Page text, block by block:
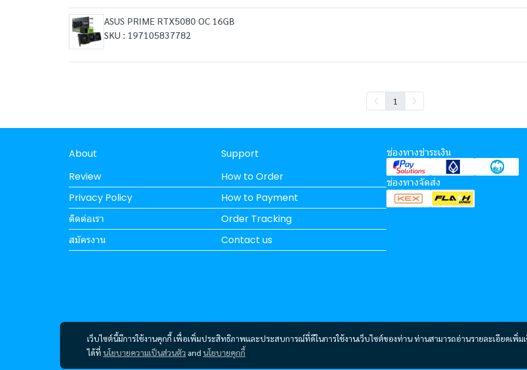
ASUS PRIME RTX5080 OC 16GB
SKU : 197105837782
1
เว็บไซต์นี้มีการใช้งานคุกกี้ เพื่อเพิ่มประสิทธิภาพและประสบการณ์ที่ดีในการใช้งานเว็บไซต์ของท่าน ท่านสามารถอ่านรายละเอียดเพิ่ม
ได้ที่ นโยบายความเป็นส่วนตัว and นโยบายคุกกี้
About
Review
Privacy Policy
ติดต่อเรา
สมัครงาน
Support
How to Order
How to Payment
Order Tracking
Contact us
ช่องทางชำระเงิน
ช่องทางจัดส่ง